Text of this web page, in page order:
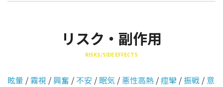
リスク・副作用
RISKS/SIDE EFFECTS
眩暈 /霧視 /興奮 / 不安 / 眠気 /悪性高熱 /痙攣 /振戦 / 意